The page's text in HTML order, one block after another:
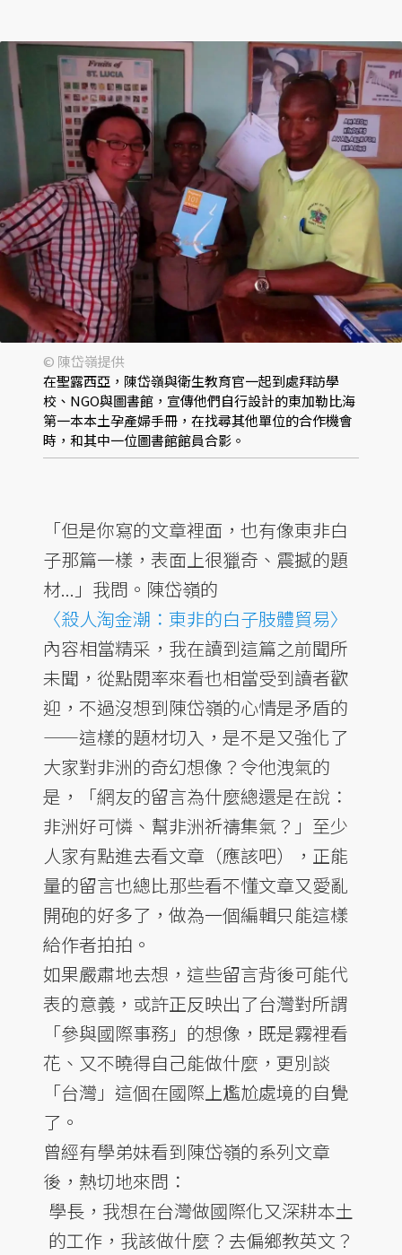
© 陳岱嶺提供
在聖露西亞，陳岱嶺與衛生教育官一起到處拜訪學
校、NGO與圖書館，宣傳他們自行設計的東加勒比海
第一本本土孕產婦手冊，在找尋其他單位的合作機會
時，和其中一位圖書館館員合影。
「但是你寫的文章裡面，也有像東非白
子那篇一樣，表面上很獵奇、震撼的題
材...」我問。陳岱嶺的
〈殺人淘金潮：東非的白子肢體貿易〉
內容相當精采，我在讀到這篇之前聞所
未聞，從點閱率來看也相當受到讀者歡
迎，不過沒想到陳岱嶺的心情是矛盾的
——這樣的題材切入，是不是又強化了
大家對非洲的奇幻想像？令他洩氣的
是，「網友的留言為什麼總還是在說：
非洲好可憐、幫非洲祈禱集氣？」至少
人家有點進去看文章（應該吧），正能
量的留言也總比那些看不懂文章又愛亂
開砲的好多了，做為一個編輯只能這樣
給作者拍拍。
如果嚴肅地去想，這些留言背後可能代
表的意義，或許正反映出了台灣對所謂
「參與國際事務」的想像，既是霧裡看
花、又不曉得自己能做什麼，更別談
「台灣」這個在國際上尷尬處境的自覺
了。
曾經有學弟妹看到陳岱嶺的系列文章
後，熱切地來問：
學長，我想在台灣做國際化又深耕本土
的工作，我該做什麼？去偏鄉教英文？